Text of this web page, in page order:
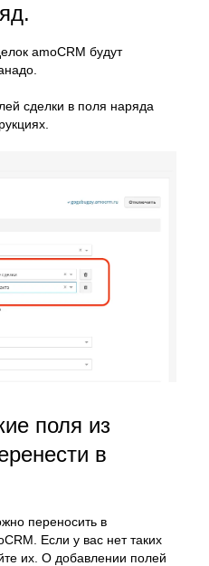
amoCRM будут
сделки в поля наряда
поля из
в
переносить в
Если у вас нет таких
их. О добавлении полей